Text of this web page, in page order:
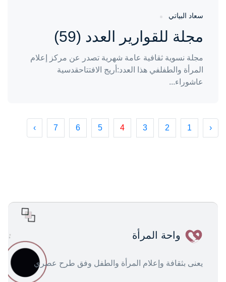
سعاد البياتي
مجلة للقوارير العدد (59)
مجلة نسوية ثقافية عامة شهرية تصدر عن مركز إعلام
المرأة والطفلفي هذا العدد:أريج الافتتاحقدسية
عاشوراء...
‹
1
2
3
4
5
6
7
›
واحة المرأة
يعنى بثقافة وإعلام المرأة والطفل وفق طرح عصري